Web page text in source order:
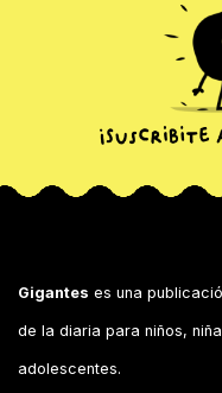
Gigantes es una
de la diaria para niños,
adolescentes.